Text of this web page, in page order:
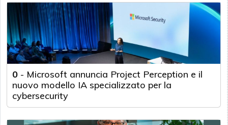
0 - Microsoft annuncia Project Perception e il
nuovo modello IA specializzato per la
cybersecurity